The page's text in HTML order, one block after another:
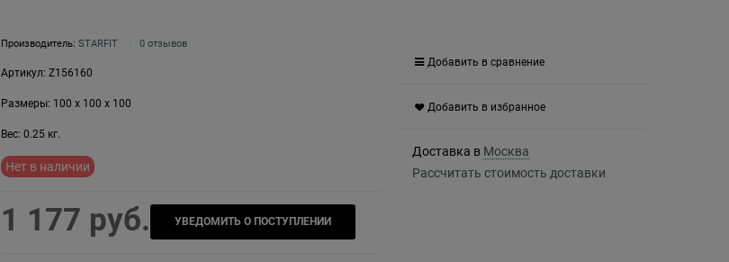
Производитель: STARFIT 0 отзывов
Артикул: Z156160
Размеры: 100 x 100 x 100
Вес: 0.25кг.
Нет в наличии
1 177 руб. УВЕДОМИТЬ О ПОСТУПЛЕНИИ
Добавить в сравнение
Добавить в избранное
Доставка в Москва
Рассчитать стоимость доставки